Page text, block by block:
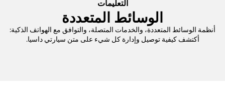
التعليمات
الوسائط المتعددة
أنظمة الوسائط المتعددة، والخدمات المتصلة، والتوافق مع الهواتف الذكية:
أكتشف كيفية توصيل وإدارة كل شيء على متن سيارتي داسيا.